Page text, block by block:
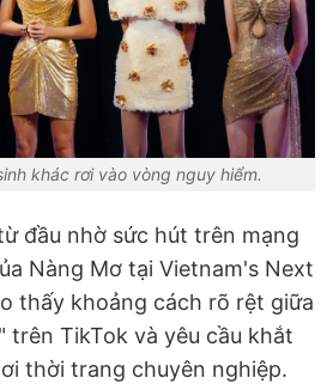
khác rơi vào vòng nguy hiểm.
đầu nhờ sức hút trên mạng
Nàng Mơ tại Vietnam's Next
thấy khoảng cách rõ rệt giữa
trên TikTok và yêu cầu khắt
thời trang chuyên nghiệp.